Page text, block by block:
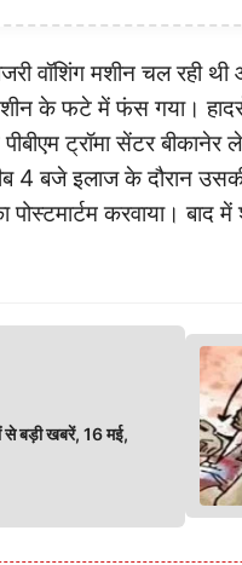
वॉशिंग मशीन चल रही
के फटे में फंस गया।
ट्रॉमा सेंटर
4 बजे इलाज के दौरान
करवाया। बाद
से बड़ी खबरें, 16 मई,